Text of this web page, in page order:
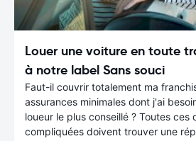
Louer une voiture en toute
à notre label Sans souci
Faut-il couvrir totalement ma
assurances minimales dont j'ai
loueur le plus conseillé ? Toutes ces
compliquées doivent trouver une